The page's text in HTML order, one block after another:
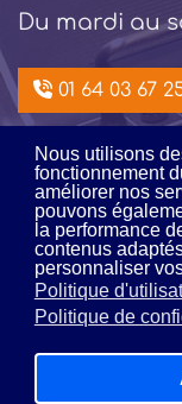
Nous utilisons
fonctionnement
améliorer nos
pouvons
la performance
contenus
personnaliser
Politique
Politique de
Du mardi au
01 64 03 67
Du lundi au
01 64 03 16 16